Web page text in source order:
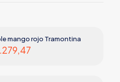
mango rojo Tramontina